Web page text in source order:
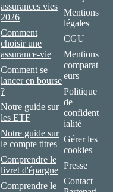
assurances vies
2026
Comment
choisir une
assurance-vie
Comment se
lancer en bourse
?
Notre guide sur
les ETF
Notre guide sur
le compte titres
Comprendre le
livret d'épargne
Comprendre le
Mentions
légales
CGU
Mentions
comparat
eurs
Politique
de
confident
ialité
Gérer les
cookies
Presse
Contact